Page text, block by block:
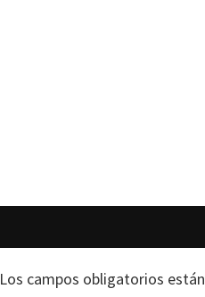
Los campos obligatorios están